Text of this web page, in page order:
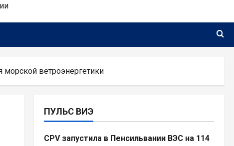
морской ветроэнергетики
ПУЛЬС ВИЭ
CPV запустила в Пенсильвании ВЭС на 114